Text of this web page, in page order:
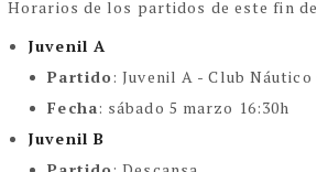
Horarios de los partidos de este fin de
Juvenil A
Partido: Juvenil A - Club Náutico
Fecha: sábado 5 marzo 16:30h
Juvenil B